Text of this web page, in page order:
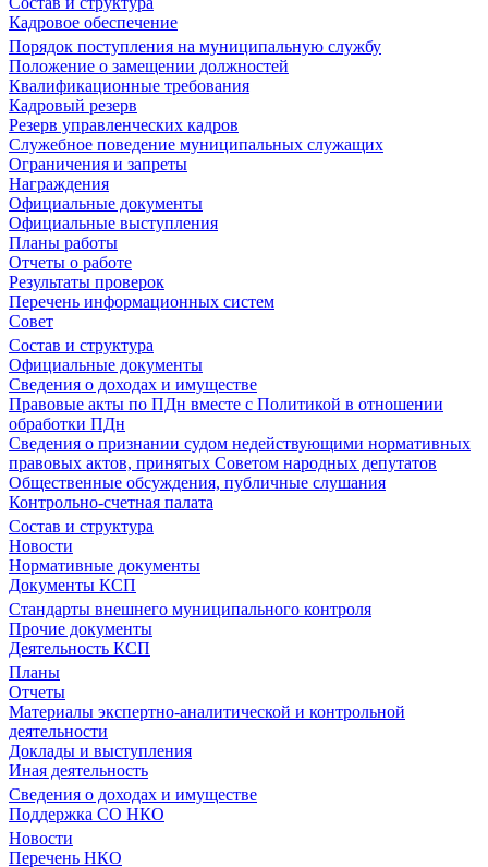
Кадровое обеспечение
Порядок поступления на муниципальную службу
Положение о замещении должностей
Квалификационные требования
Кадровый резерв
Резерв управленческих кадров
Служебное поведение муниципальных служащих
Ограничения и запреты
Награждения
Официальные документы
Официальные выступления
Планы работы
Отчеты о работе
Результаты проверок
Перечень информационных систем
Совет
Состав и структура
Официальные документы
Сведения о доходах и имуществе
Правовые акты по ПДн вместе с Политикой в отношении
обработки ПДн
Сведения о признании судом недействующими нормативных
правовых актов, принятых Советом народных депутатов
Общественные обсуждения, публичные слушания
Контрольно-счетная палата
Состав и структура
Новости
Нормативные документы
Документы КСП
Стандарты внешнего муниципального контроля
Прочие документы
Деятельность КСП
Планы
Отчеты
Материалы экспертно-аналитической и контрольной
деятельности
Доклады и выступления
Иная деятельность
Сведения о доходах и имуществе
Поддержка СО НКО
Новости
Перечень НКО